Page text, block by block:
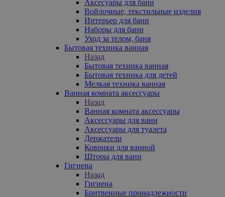
Аксесуары для бани
Войлочные, текстильные изделия
Интерьер для бани
Наборы для бани
Уход за телом, баня
Бытовая техника ванная
Назад
Бытовая техника ванная
Бытовая техника для детей
Мелкая техника ванная
Ванная комната аксессуары
Назад
Ванная комната аксессуары
Аксессуары для ванн
Аксессуары для туалета
Держатели
Коврики для ванной
Шторы для ванн
Гигиена
Назад
Гигиена
Бритвенные принадлежности